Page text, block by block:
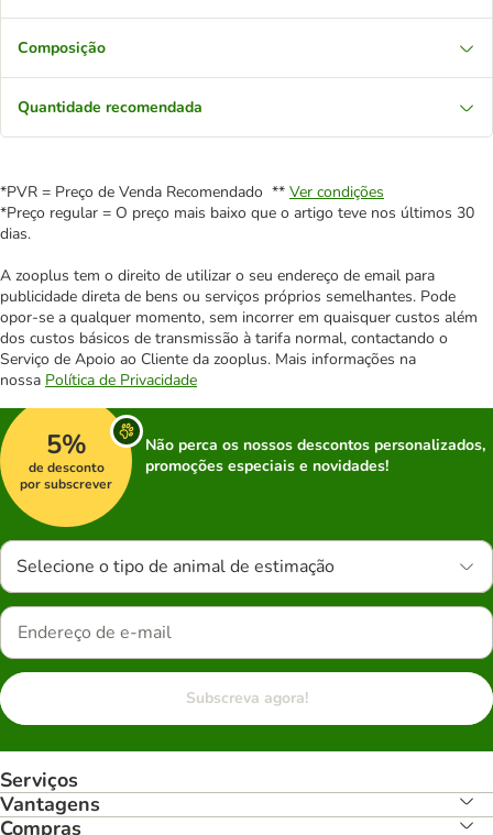
Composição
Quantidade recomendada
*PVR = Preço de Venda Recomendado ** Ver condições
*Preço regular = O preço mais baixo que o artigo teve nos últimos 30
dias.
A zooplus tem o direito de utilizar o seu endereço de email para
publicidade direta de bens ou serviços próprios semelhantes. Pode
opor-se a qualquer momento, sem incorrer em quaisquer custos além
dos custos básicos de transmissão à tarifa normal, contactando o
Serviço de Apoio ao Cliente da zooplus. Mais informações na
nossa Política de Privacidade
5%
de desconto
por subscrever
Não perca os nossos descontos personalizados,
promoções especiais e novidades!
Selecione o tipo de animal de estimação
Subscreva agora!
Serviços
Vantagens
Compras